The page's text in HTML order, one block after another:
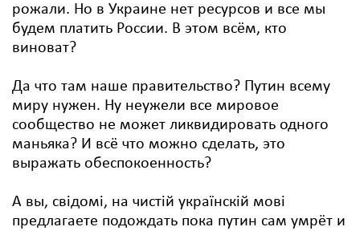
рожали. Но в Украине нет ресурсов и все мы
будем платить России. В этом всём, кто
виноват?
Да что там наше правительство? Путин всему
миру нужен. Ну неужели все мировое
сообщество не может ликвидировать одного
маньяка? И всё что можно сделать, это
выражать обеспокоенность?
А вы, свідомі, на чистій українскій мові
предлагаете подождать пока путин сам умрёт и